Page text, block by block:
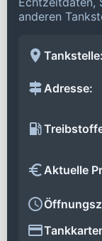
anderen
Tankstelle:
Adresse:
Aktuelle